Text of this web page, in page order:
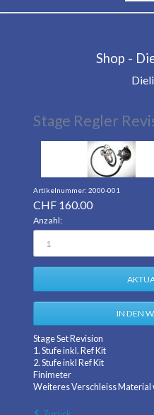
Shop -
Stage Regler
2000-001
CHF 160.00
Anzahl:
Stage Set Revision
1. Stufe inkl. Ref Kit
2. Stufe inkl Ref Kit
Finimeter
Weiteres Verschleiss